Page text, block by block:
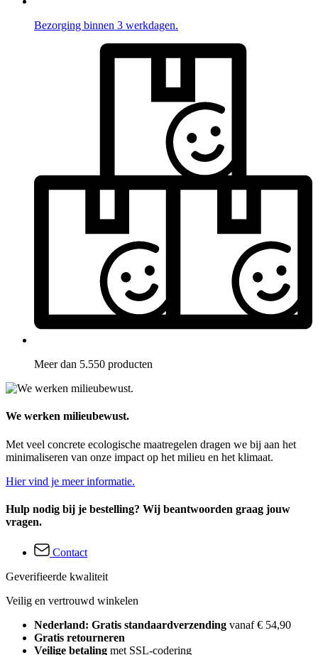
Bezorging binnen 3 werkdagen.
Meer dan 5.550 producten
We werken milieubewust.
Met veel concrete ecologische maatregelen dragen we bij aan het
minimaliseren van onze impact op het milieu en het klimaat.
Hier vind je meer informatie.
Hulp nodig bij je bestelling? Wij beantwoorden graag jouw
vragen.
Contact
Geverifieerde kwaliteit
Veilig en vertrouwd winkelen
Nederland: Gratis standaardverzending vanaf € 54,90
Gratis retourneren
Veilige betaling met SSL-codering